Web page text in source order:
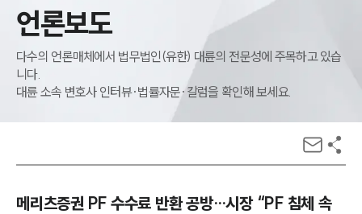
언론보도
다수의 언론매체에서 법무법인(유한) 대륜의 전문성에 주목하고 있습
니다.
대륜 소속 변호사 인터뷰·법률자문·칼럼을 확인해 보세요.
메리츠증권 PF 수수료 반환 공방…시장 “PF 침체 속